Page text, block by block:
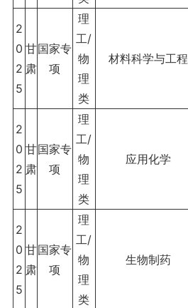
2
0
2
5
甘
肃
国家专
项
理
工/
物
理
类
材料科学与工程
2
0
2
5
甘
肃
国家专
项
理
工/
物
理
类
应用化学
2
0
2
5
甘
肃
国家专
项
理
工/
物
理
类
生物制药